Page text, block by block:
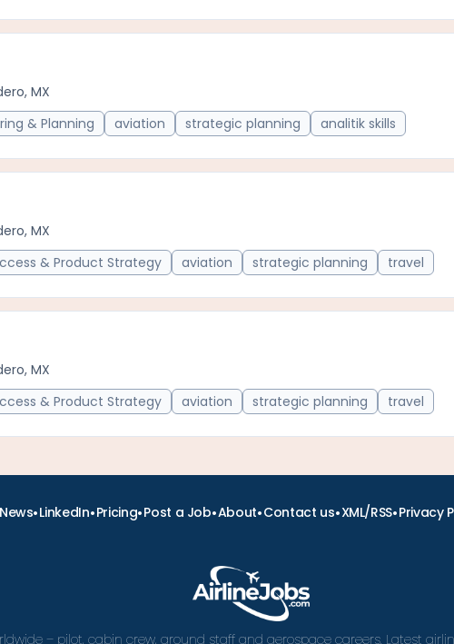
MX
& Planning
aviation strategic planning analitik skills
MX
& Product Strategy
aviation strategic planning travel
MX
& Product Strategy
aviation strategic planning travel
News•LinkedIn•Pricing•Post a Job•About•Contact us•XML/RSS•Privacy
– pilot, cabin crew, ground staff and aerospace careers. Latest